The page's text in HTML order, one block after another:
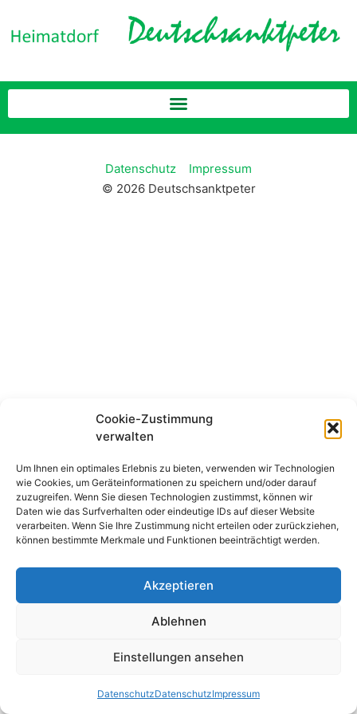
Cookie-Zustimmung
verwalten
Um Ihnen ein optimales Erlebnis zu bieten, verwenden wir Technologien
wie Cookies, um Geräteinformationen zu speichern und/oder darauf
zuzugreifen. Wenn Sie diesen Technologien zustimmst, können wir
Daten wie das Surfverhalten oder eindeutige IDs auf dieser Website
verarbeiten. Wenn Sie Ihre Zustimmung nicht erteilen oder zurückziehen,
können bestimmte Merkmale und Funktionen beeinträchtigt werden.
Akzeptieren
Ablehnen
Einstellungen ansehen
DatenschutzDatenschutzImpressum
Datenschutz
Impressum
© 2026 Deutschsanktpeter